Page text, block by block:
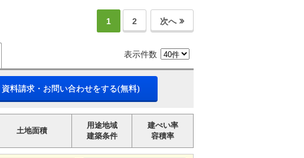
1 2 次へ
表示件数
資料請求・お問い合わせをする(無料)
土地面積
用途地域
建築条件
建ぺい率
容積率